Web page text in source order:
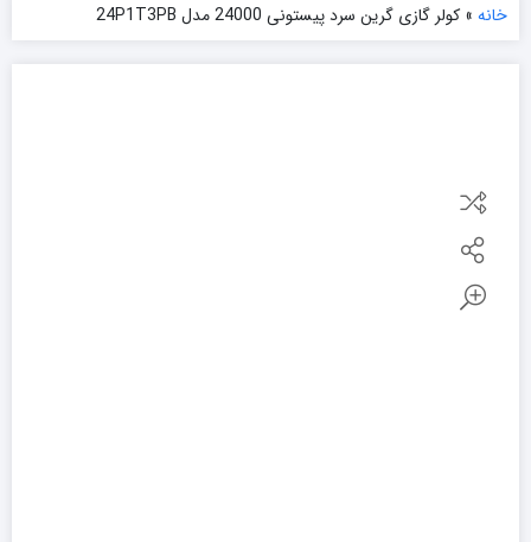
خانه » کولر گازی گرین سرد پیستونی 24000 مدل 24P1T3PB